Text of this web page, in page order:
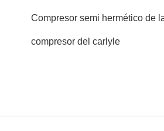
Compresor semi hermético de
compresor del carlyle